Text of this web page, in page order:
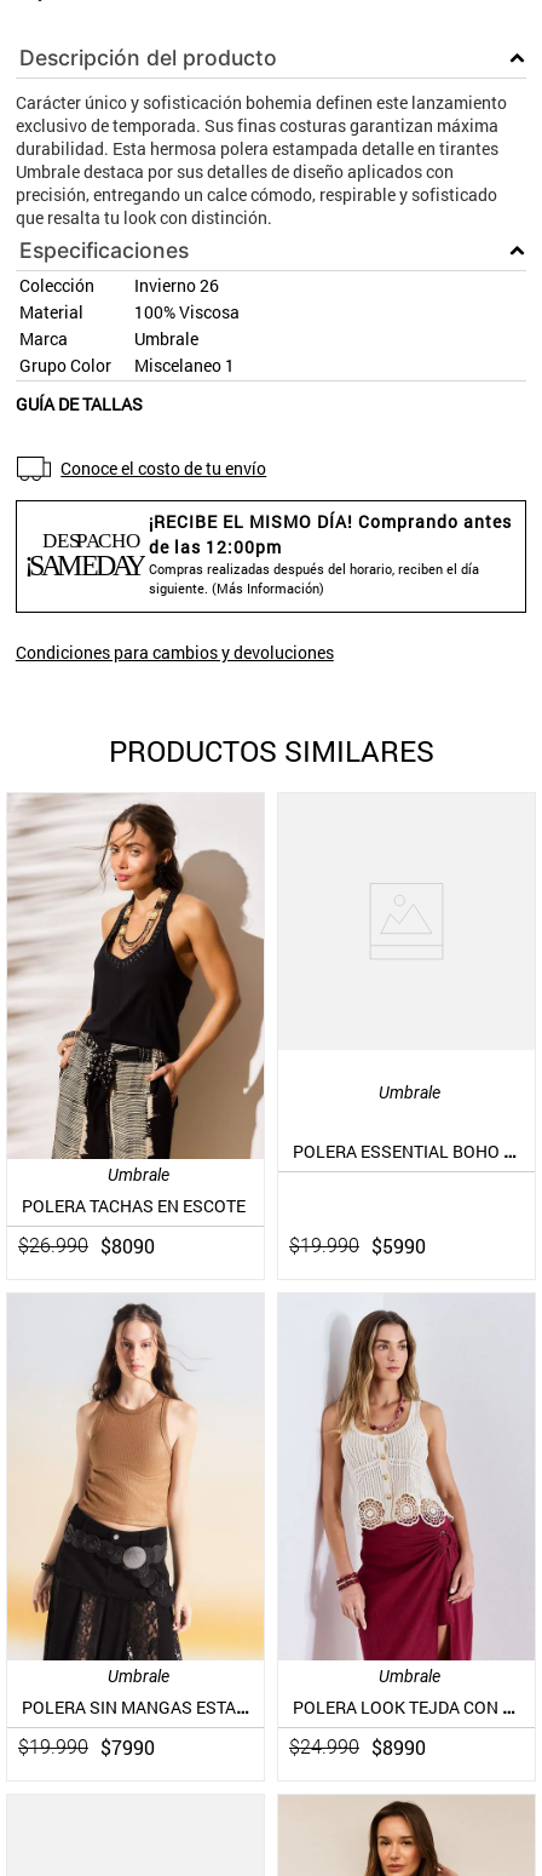
Descripción del producto
Carácter único y sofisticación bohemia definen este lanzamiento
exclusivo de temporada. Sus finas costuras garantizan máxima
durabilidad. Esta hermosa polera estampada detalle en tirantes
Umbrale destaca por sus detalles de diseño aplicados con
precisión, entregando un calce cómodo, respirable y sofisticado
que resalta tu look con distinción.
Especificaciones
Colección
Invierno 26
Material
100% Viscosa
Marca
Umbrale
Grupo Color
Miscelaneo 1
GUÍA DE TALLAS
Conoce el costo de tu envío
¡RECIBE EL MISMO DÍA! Comprando antes
de las 12:00pm
Compras realizadas después del horario, reciben el día
siguiente. (Más Información)
Condiciones para cambios y devoluciones
PRODUCTOS SIMILARES
Umbrale
POLERA TACHAS EN ESCOTE
$26.990 $8090
Umbrale
POLERA ESSENTIAL BOHO CHIC
$19.990 $5990
Umbrale
POLERA SIN MANGAS ESTAMPADO FOLIA BRILLANTES
$19.990 $7990
Umbrale
POLERA LOOK TEJDA CON APLICACIONES DE MACRAMÉ
$24.990 $8990